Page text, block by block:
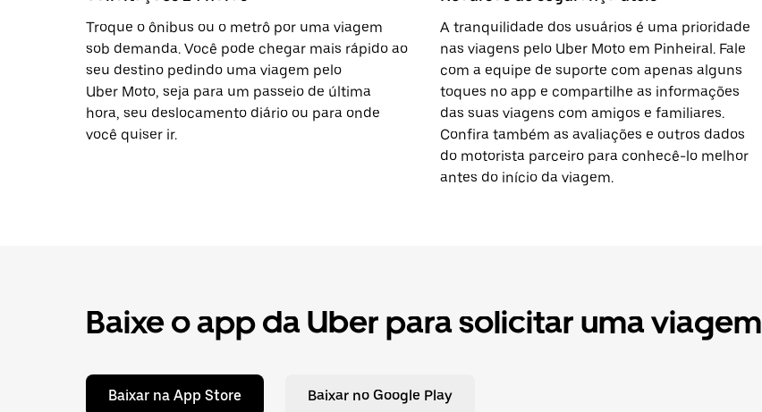
Troque o ônibus ou o metrô por uma viagem
sob demanda. Você pode chegar mais rápido ao
seu destino pedindo uma viagem pelo
Uber Moto, seja para um passeio de última
hora, seu deslocamento diário ou para onde
você quiser ir.
A tranquilidade dos usuários é uma prioridade
nas viagens pelo Uber Moto em Pinheiral. Fale
com a equipe de suporte com apenas alguns
toques no app e compartilhe as informações
das suas viagens com amigos e familiares.
Confira também as avaliações e outros dados
do motorista parceiro para conhecê-lo melhor
antes do início da viagem.
Baixe o app da Uber para solicitar uma viagem
Baixar na App Store Baixar no Google Play